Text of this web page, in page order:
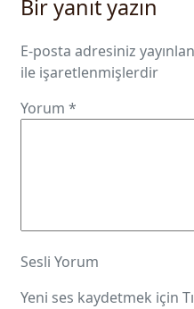
Bir yanıt yazın
E-posta adresiniz
ile işaretlenmişlerdir
Yorum *
Sesli Yorum
Yeni ses kaydetmek için